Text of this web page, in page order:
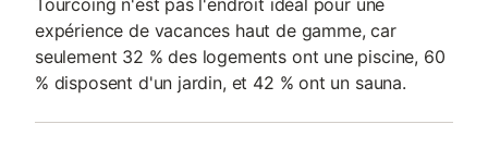
Tourcoing n'est pas l'endroit idéal pour une
expérience de vacances haut de gamme, car
seulement 32 % des logements ont une piscine, 60
% disposent d'un jardin, et 42 % ont un sauna.